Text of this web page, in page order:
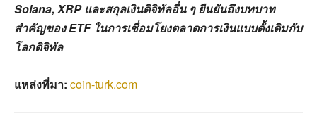
Solana, XRP และสกุลเงินดิจิทัลอื่น ๆ ยืนยันถึงบทบาท
สำคัญของ ETF ในการเชื่อมโยงตลาดการเงินแบบดั้งเดิมกับ
โลกดิจิทัล
แหล่งที่มา: coin-turk.com